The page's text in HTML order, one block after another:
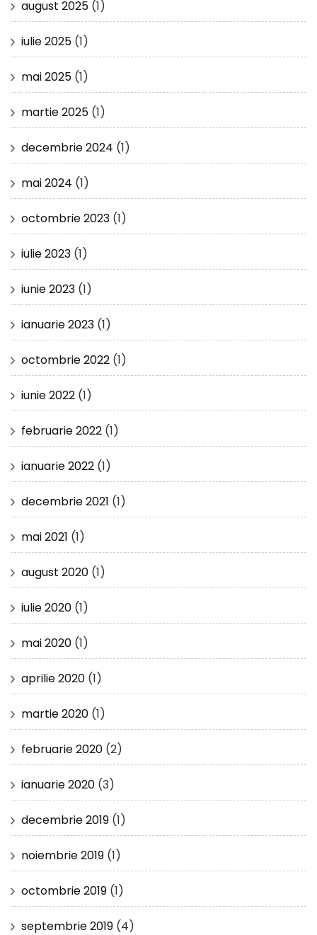
august 2025 (1)
iulie 2025 (1)
mai 2025 (1)
martie 2025 (1)
decembrie 2024 (1)
mai 2024 (1)
octombrie 2023 (1)
iulie 2023 (1)
iunie 2023 (1)
ianuarie 2023 (1)
octombrie 2022 (1)
iunie 2022 (1)
februarie 2022 (1)
ianuarie 2022 (1)
decembrie 2021 (1)
mai 2021 (1)
august 2020 (1)
iulie 2020 (1)
mai 2020 (1)
aprilie 2020 (1)
martie 2020 (1)
februarie 2020 (2)
ianuarie 2020 (3)
decembrie 2019 (1)
noiembrie 2019 (1)
octombrie 2019 (1)
septembrie 2019 (4)